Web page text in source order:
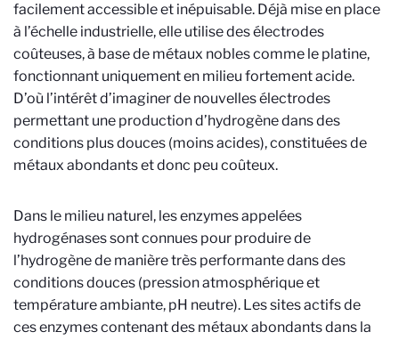
facilement accessible et inépuisable. Déjà mise en place
à l’échelle industrielle, elle utilise des électrodes
coûteuses, à base de métaux nobles comme le platine,
fonctionnant uniquement en milieu fortement acide.
D’où l’intérêt d’imaginer de nouvelles électrodes
permettant une production d’hydrogène dans des
conditions plus douces (moins acides), constituées de
métaux abondants et donc peu coûteux.
Dans le milieu naturel, les enzymes appelées
hydrogénases sont connues pour produire de
l’hydrogène de manière très performante dans des
conditions douces (pression atmosphérique et
température ambiante, pH neutre). Les sites actifs de
ces enzymes contenant des métaux abondants dans la